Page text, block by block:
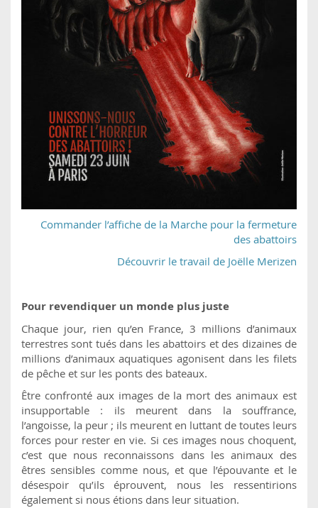
Commander l’affiche de la Marche pour la fermeture
des abattoirs
Découvrir le travail de Joëlle Merizen
Pour revendiquer un monde plus juste
Chaque jour, rien qu’en France, 3 millions d’animaux
terrestres sont tués dans les abattoirs et des dizaines de
millions d’animaux aquatiques agonisent dans les filets
de pêche et sur les ponts des bateaux.
Être confronté aux images de la mort des animaux est
insupportable : ils meurent dans la souffrance,
l’angoisse, la peur ; ils meurent en luttant de toutes leurs
forces pour rester en vie. Si ces images nous choquent,
c’est que nous reconnaissons dans les animaux des
êtres sensibles comme nous, et que l’épouvante et le
désespoir qu’ils éprouvent, nous les ressentirions
également si nous étions dans leur situation.